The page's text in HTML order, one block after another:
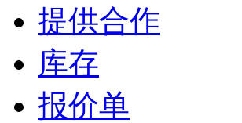
提供合作
库存
报价单